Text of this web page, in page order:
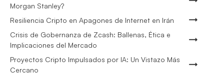
Morgan Stanley?
Resiliencia Cripto en Apagones de Internet en Irán
Crisis de Gobernanza de Zcash: Ballenas, Ética e
Implicaciones del Mercado
Proyectos Cripto Impulsados por IA: Un Vistazo Más
Cercano